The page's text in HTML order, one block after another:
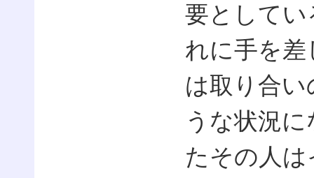
要として
れに手を
は取り合
うな状況
たその人